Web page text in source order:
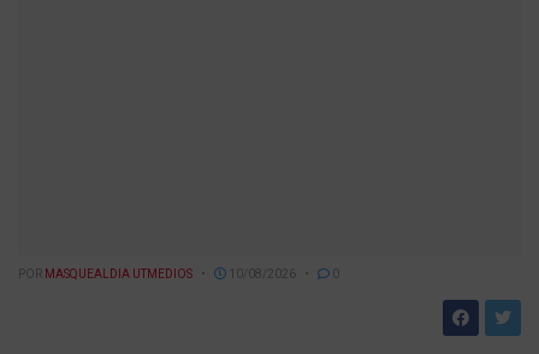
POR MASQUEALDIA UTMEDIOS 10/08/2026 0